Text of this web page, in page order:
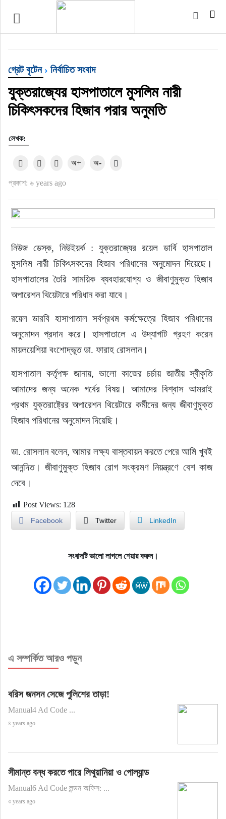
টপ নিউজ
ইন্টারন্যাশনাল
সিলেট বিভাগ
স্পোর্টস
মার্কিন যুক্তরাষ্ট্র
নিউইয়র্ক
ইউরোপ
জাতীয়
সময়ের প্রলাপ
গ্রেট বৃটেন› নির্বাচিত সংবাদ
যুক্তরাজ্যের হাসপাতালে মুসলিম নারী
চিকিৎসকদের হিজাব পরার অনুমতি
লেখক:
প্রকাশ: ৬ years ago
অ+ অ-
নিউজ ডেস্ক, নিউইয়র্ক : যুক্তরাজ্যের রয়েল ডার্বি হাসপাতাল
মুসলিম নারী চিকিৎসকদের হিজাব পরিধানের অনুমোদন দিয়েছে।
হাসপাতালের তৈরি সাময়িক ব্যবহারযোগ্য ও জীবাণুমুক্ত হিজাব
অপারেশন থিয়েটারে পরিধান করা যাবে।
রয়েল ডারবি হাসাপাতাল সর্বপ্রথম কর্মক্ষেত্রে হিজাব পরিধানের
অনুমোদন প্রদান করে। হাসপাতালে এ উদ্যাগটি গ্রহণ করেন
মায়লয়েশিয়া বংশোদ্ভূত ডা. ফারাহ রোসলান।
হাসপাতাল কর্তৃপক্ষ জানায়, ‌‌‌‌‌ভালো কাজের চর্চায় জাতীয় স্বীকৃতি
আমাদের জন্য অনেক গর্বের বিষয়। আমাদের বিশ্বাস আমরাই
প্রথম যুক্তরাষ্ট্রের অপারেশন থিয়েটারে কর্মীদের জন্য জীবাণুমুক্ত
হিজাব পরিধানের অনুমোদন দিয়েছি।
ডা. রোসলান বলেন, আমার লক্ষ্য বাস্তবায়ন করতে পেরে আমি খুবই
আনন্দিত। জীবাণুমুক্ত হিজাব রোগ সংক্রমণ নিয়ন্ত্রণে বেশ কাজ
দেবে।
Post Views: 128
Facebook Twitter LinkedIn
সংবাদটি ভালো লাগলে শেয়ার করুন।
এ সম্পর্কিত আরও পড়ুন
বরিস জনসন সেজে পুলিশের তাড়া!
Manual4 Ad Code ...
৪ years ago
সীমান্ত বন্ধ করতে পারে লিথুয়ানিয়া ও পোল্যান্ড
Manual6 Ad Code লন্ডন অফিস: ...
৩ years ago